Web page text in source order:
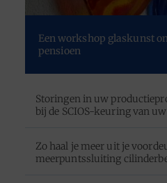
Een workshop glaskunst
pensioen
Storingen in uw
bij de SCIOS-keuring van
Zo haal je meer uit je
meerpuntssluiting